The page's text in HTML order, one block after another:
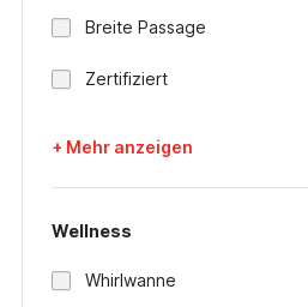
Breite Passage
Zertifiziert
+ Mehr anzeigen
Wellness
Whirlwanne